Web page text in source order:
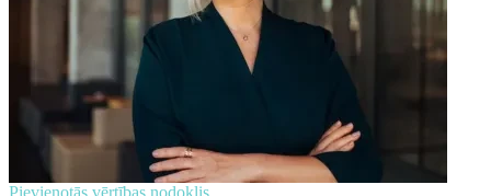
Pievienotās vērtības nodoklis